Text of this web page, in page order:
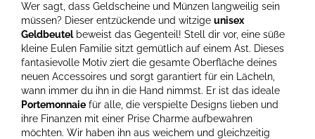
Wer sagt, dass Geldscheine und Münzen langweilig sein
müssen? Dieser entzückende und witzige unisex
Geldbeutelbeweist das Gegenteil! Stell dir vor, eine süße
kleine Eulen Familie sitzt gemütlich auf einem Ast. Dieses
fantasievolle Motiv ziert die gesamte Oberfläche deines
neuen Accessoires und sorgt garantiert für ein Lächeln,
wann immer du ihn in die Hand nimmst. Er ist das ideale
Portemonnaie für alle, die verspielte Designs lieben und
ihre Finanzen mit einer Prise Charme aufbewahren
möchten. Wir haben ihn aus weichem und gleichzeitig